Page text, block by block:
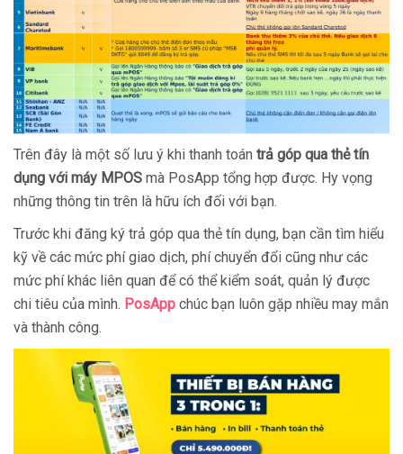
Trên đây là một số lưu ý khi thanh toán trả góp qua thẻ tín
dụng với máy MPOS mà PosApp tổng hợp được. Hy vọng
những thông tin trên là hữu ích đối với bạn.
Trước khi đăng ký trả góp qua thẻ tín dụng, bạn cần tìm hiểu
kỹ về các mức phí giao dịch, phí chuyển đổi cũng như các
mức phí khác liên quan để có thể kiểm soát, quản lý được
chi tiêu của mình. PosApp chúc bạn luôn gặp nhiều may mắn
và thành công.